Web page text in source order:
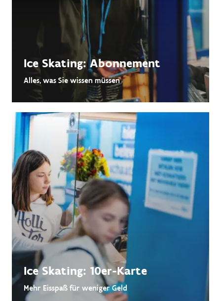
Ice Skating: Abonnement
Alles, was Sie wissen müssen
Ice Skating: 10er-Karte
Mehr Eisspaß für weniger Geld